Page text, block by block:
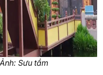
Sưu tầm